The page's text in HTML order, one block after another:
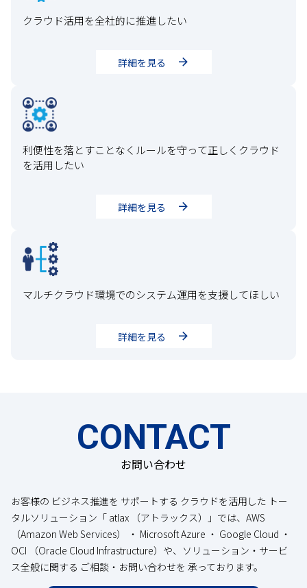
クラウド活用を全社的に推進したい
詳細を見る
利便性を落とすことなくルールを守って正しくクラウド
を活用したい
詳細を見る
マルチクラウド環境でのシステム運用を支援してほしい
詳細を見る
CONTACT
お問い合わせ
お客様の ビジネス推進を サポートする クラウドを活用した トー
タルソリューション「 atlax （アトラックス）」では、AWS
（Amazon Web Services） ・ Microsoft Azure ・ Google Cloud ・
OCI （Oracle Cloud Infrastructure）や、ソリューション・サービ
ス全般に関する ご相談・お問い合わせを 承っております。